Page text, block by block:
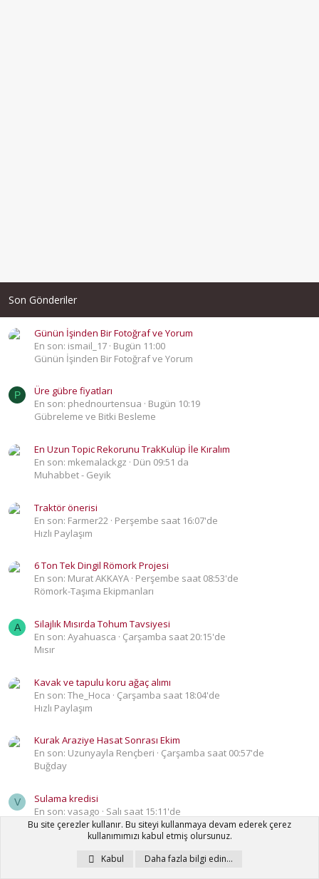
Son Gönderiler
Günün İşinden Bir Fotoğraf ve Yorum
En son: ismail_17 Bugün 11:00
Günün İşinden Bir Fotoğraf ve Yorum
P
Üre gübre fiyatları
En son: phednourtensua
Bugün 10:19
Gübreleme ve Bitki Besleme
En Uzun Topic Rekorunu TrakKulüp İle Kıralım
En son: mkemalackgz
Dün 09:51 da
Muhabbet - Geyik
Traktör önerisi
En son: Farmer22 Perşembe saat 16:07'de
Hızlı Paylaşım
6 Ton Tek Dingil Römork Projesi
En son: Murat AKKAYA Perşembe saat 08:53'de
Römork-Taşıma Ekipmanları
A
Silajlık Mısırda Tohum Tavsiyesi
En son: Ayahuasca
Çarşamba saat 20:15'de
Mısır
Kavak ve tapulu koru ağaç alımı
En son: The_Hoca
Çarşamba saat 18:04'de
Hızlı Paylaşım
Kurak Araziye Hasat Sonrası Ekim
En son: Uzunyayla Rençberi
Çarşamba saat 00:57'de
Buğday
V
Sulama kredisi
En son: vasago
Salı saat 15:11'de
Hızlı Paylaşım
TMO Ödeme Sorgulama Sayfası
Bu site çerezler kullanır. Bu siteyi kullanmaya devam ederek çerez
kullanımımızı kabul etmiş olursunuz.
Kabul
Daha fazla bilgi edin…